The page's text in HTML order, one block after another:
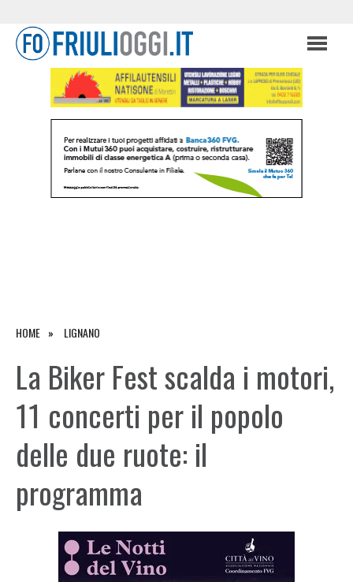
HOME LIGNANO
La Biker Fest scalda i motori,
11 concerti per il popolo
delle due ruote: il
programma